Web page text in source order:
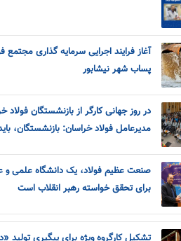
آغاز فرایند اجرایی سرمایه گذاری مجتمع
پساب شهر نیشابور
در روز جهانی کارگر از بازنشستگان فولاد
مدیرعامل فولاد خراسان: بازنشستگان،
صنعت عظیم فولاد، یک دانشگاه علمی
برای تحقق خواسته رهبر انقلاب است
تشکیل کارگروه ویژه برای پیگیری تولید